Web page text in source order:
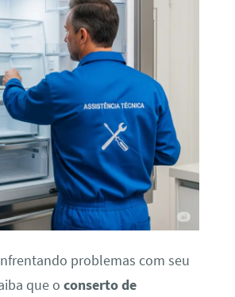
problemas com seu
que o conserto de